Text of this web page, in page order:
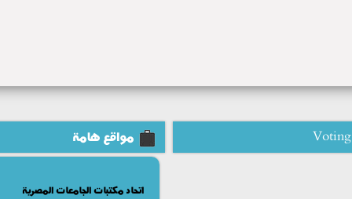
Voting مواقع هامة
اتحاد مكتبات الجامعات المصرية